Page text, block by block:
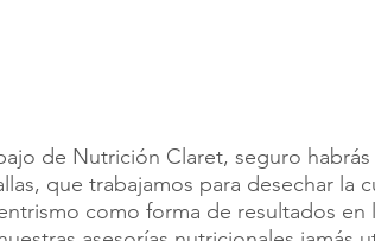
de Nutrición Claret, seguro
que trabajamos para desechar la
como forma de resultados en